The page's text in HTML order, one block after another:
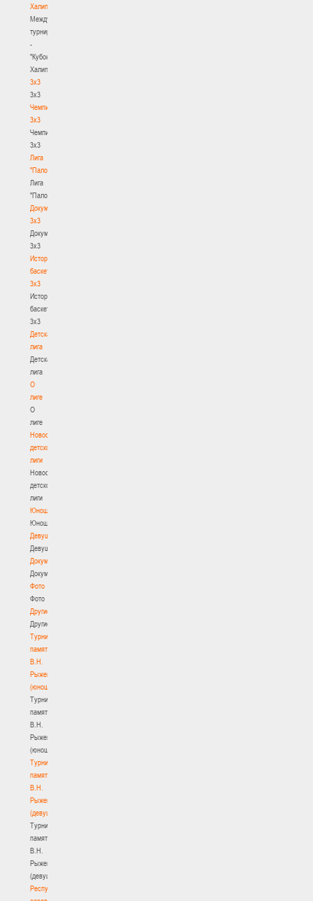
Халипского"
Международный
турнир
-
"Кубок
Халипского"
3x3
3x3
Чемпионат
3х3
Чемпионат
3х3
Лига
"Палова"
Лига
"Палова"
Документы
3х3
Документы
3х3
История
баскетбола
3х3
История
баскетбола
3х3
Детская
лига
Детская
лига
О
лиге
О
лиге
Новости
детской
лиги
Новости
детской
лиги
Юноши
Юноши
Девушки
Девушки
Документы
Документы
Фото
Фото
Другие
Другие
Турнир
памяти
В.Н.
Рыженкова
(юноши)
Турнир
памяти
В.Н.
Рыженкова
(юноши)
Турнир
памяти
В.Н.
Рыженкова
(девушки)
Турнир
памяти
В.Н.
Рыженкова
(девушки)
Республиканские